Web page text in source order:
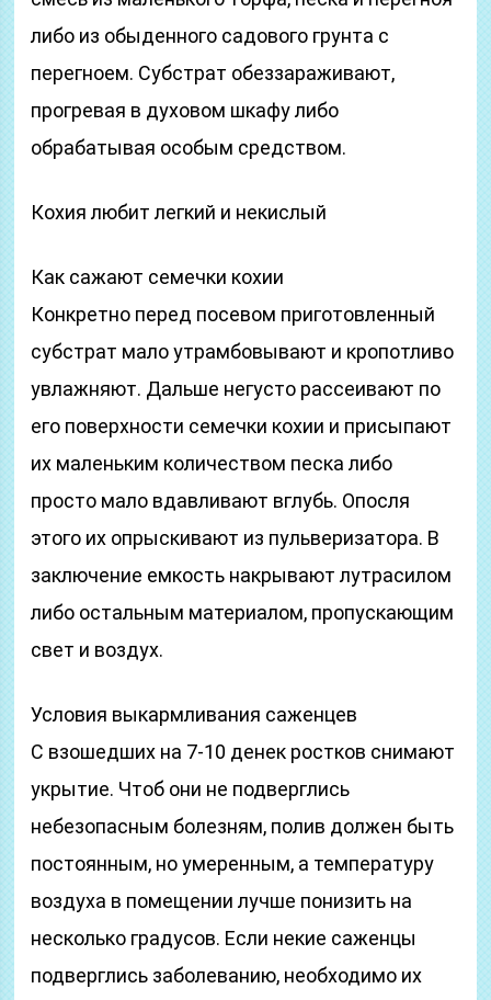
либо из обыденного садового грунта с
перегноем. Субстрат обеззараживают,
прогревая в духовом шкафу либо
обрабатывая особым средством.
Кохия любит легкий и некислый
Как сажают семечки кохии
Конкретно перед посевом приготовленный
субстрат мало утрамбовывают и кропотливо
увлажняют. Дальше негусто рассеивают по
его поверхности семечки кохии и присыпают
их маленьким количеством песка либо
просто мало вдавливают вглубь. Опосля
этого их опрыскивают из пульверизатора. В
заключение емкость накрывают лутрасилом
либо остальным материалом, пропускающим
свет и воздух.
Условия выкармливания саженцев
С взошедших на 7-10 денек ростков снимают
укрытие. Чтоб они не подверглись
небезопасным болезням, полив должен быть
постоянным, но умеренным, а температуру
воздуха в помещении лучше понизить на
несколько градусов. Если некие саженцы
подверглись заболеванию, необходимо их